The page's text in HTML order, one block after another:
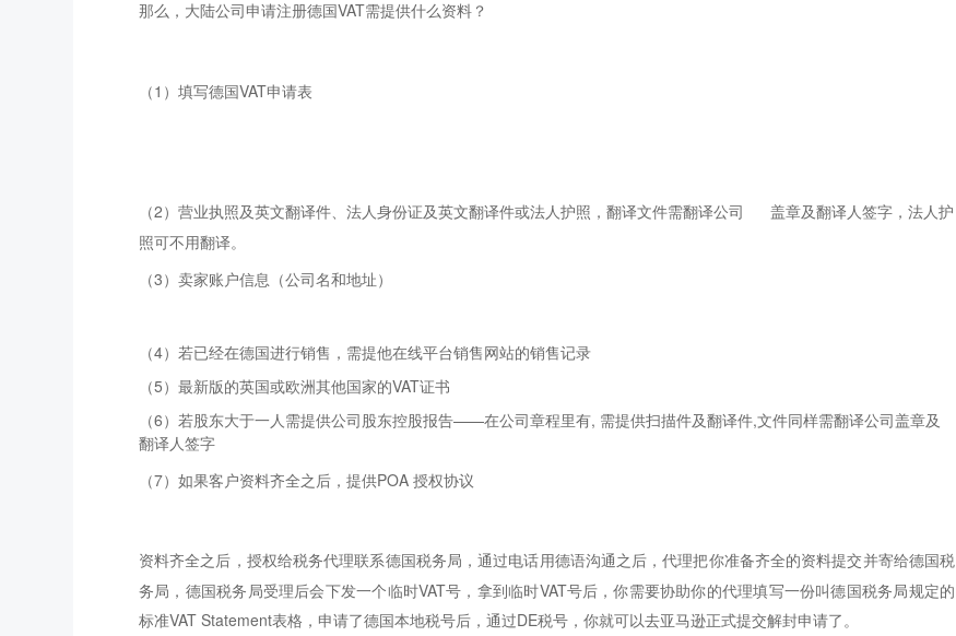
那么， 大陆公司申请注册德国VAT需提供什么资料？
（1）填写德国VAT申请表
（2）营业执照及英文翻译件、法人身份证及英文翻译件或法人护照，翻译文件需翻译公司 盖章及翻译人签字，法人护
照可不用翻译。
（3） 卖家账户信息（公司名和地址）
（4）若已经在德国进行销售，需提他在线平台销售网站的销售记录
（5）最新版的英国或欧洲其他国家的VAT证书
（6）若股东大于一人需提供公司股东控股报告——在公司章程里有, 需提供扫描件及翻译件,文件同样需翻译公司盖章及
翻译人签字
（7）如果客户资料齐全之后 ，提供POA 授权协议
资料齐全之后，授权给税务代理联系德国税务局，通过电话用德语沟通之后 ，代理把你准备齐全的资料提交并寄给德国税
务局，德国税务局受理后会下发一个临时VAT号，拿到临时VAT号后，你需要协助你的代理填写一份叫德国税务局规定的
标准VAT Statement表格，申请了德国本地税号后，通过DE税号，你就可以去亚马逊正式提交解封申请了。